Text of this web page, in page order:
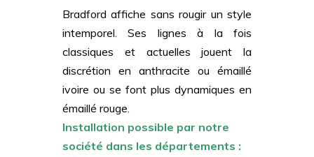
Bradford affiche sans rougir un style
intemporel. Ses lignes à la fois
classiques et actuelles jouent la
discrétion en anthracite ou émaillé
ivoire ou se font plus dynamiques en
émaillé rouge.
Installation possible par notre
société dans les départements :